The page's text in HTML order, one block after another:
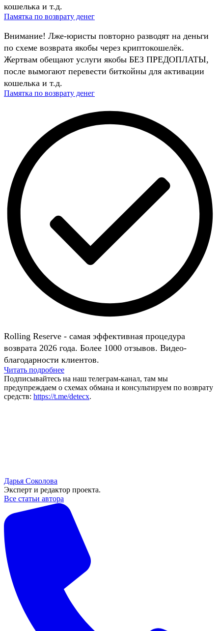
кошелька и т.д.
Памятка по возврату денег
Внимание! Лже-юристы повторно разводят на деньги
по схеме возврата якобы через криптокошелёк.
Жертвам обещают услуги якобы БЕЗ ПРЕДОПЛАТЫ,
после вымогают перевести биткойны для активации
кошелька и т.д.
Памятка по возврату денег
Rolling Reserve - самая эффективная процедура
возврата 2026 года. Более 1000 отзывов. Видео-
благодарности клиентов.
Читать подробнее
Подписывайтесь на наш телеграм-канал, там мы
предупреждаем о схемах обмана и консультируем по возврату
средств: https://t.me/detecx.
Дарья Соколова
Эксперт и редактор проекта.
Все статьи автора